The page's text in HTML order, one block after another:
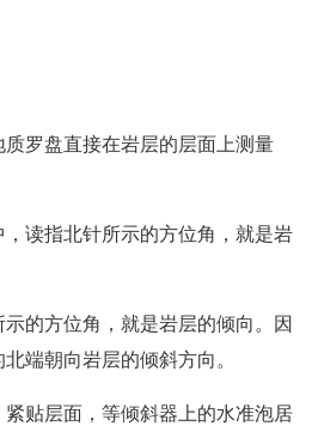
罗盘直接在岩层的层面上测量
读指北针所示的方位角，就是岩
的方位角，就是岩层的倾向。因
端朝向岩层的倾斜方向。
贴层面，等倾斜器上的水准泡居